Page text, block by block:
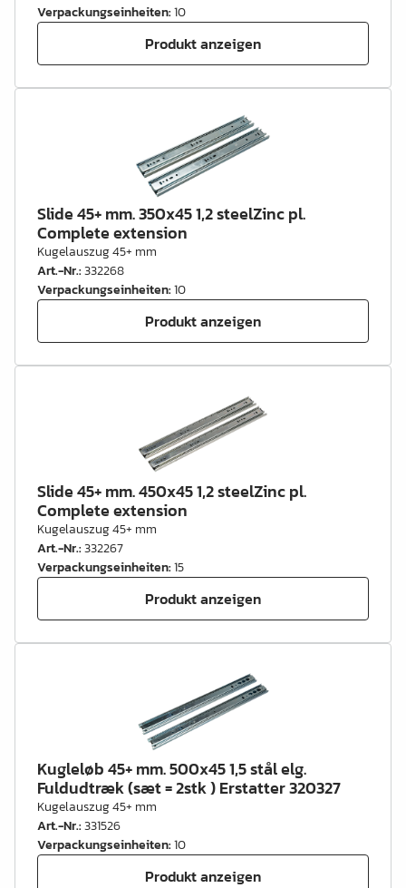
Verpackungseinheiten:10
Produkt anzeigen
Slide 45+ mm. 350x45 1,2 steelZinc pl.
Complete extension
Kugelauszug 45+ mm
Art.-Nr.:332268
Verpackungseinheiten:10
Produkt anzeigen
Slide 45+ mm. 450x45 1,2 steelZinc pl.
Complete extension
Kugelauszug 45+ mm
Art.-Nr.:332267
Verpackungseinheiten:15
Produkt anzeigen
Kugleløb 45+ mm. 500x45 1,5 stål elg.
Fuldudtræk (sæt = 2stk ) Erstatter 320327
Kugelauszug 45+ mm
Art.-Nr.:331526
Verpackungseinheiten:10
Produkt anzeigen